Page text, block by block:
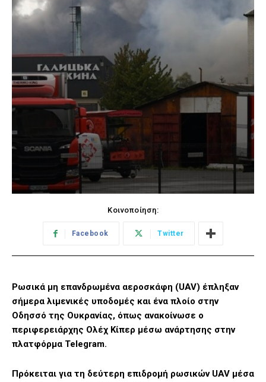
Κοινοποίηση:
Facebook Twitter
Ρωσικά μη επανδρωμένα αεροσκάφη (UAV) έπληξαν
σήμερα λιμενικές υποδομές και ένα πλοίο στην
Οδησσό της Ουκρανίας, όπως ανακοίνωσε ο
περιφερειάρχης Ολέχ Κίπερ μέσω ανάρτησης στην
πλατφόρμα Telegram.
Πρόκειται για τη δεύτερη επιδρομή ρωσικών UAV μέσα